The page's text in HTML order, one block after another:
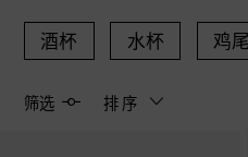
酒杯 水杯 鸡
筛选 排序